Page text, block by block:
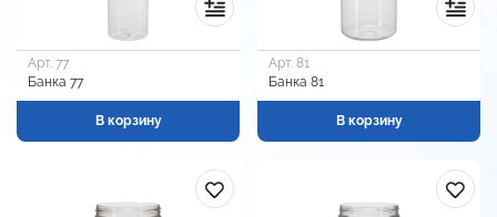
Арт. 77
Банка 77
В корзину
Арт. 81
Банка 81
В корзину